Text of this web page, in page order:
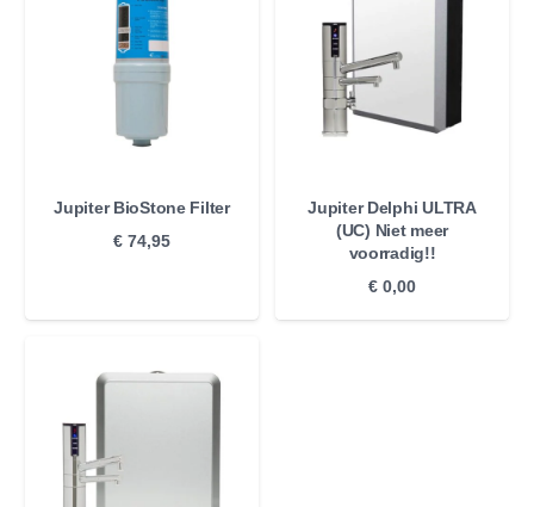
Jupiter BioStone Filter
€ 74,95
Jupiter Delphi ULTRA
(UC) Niet meer
voorradig!!
€ 0,00